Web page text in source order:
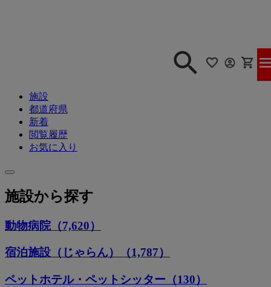
施設
都道府県
新着
閲覧履歴
お気に入り
施設から探す
動物病院（7,620）
宿泊施設（じゃらん）（1,787）
ペットホテル・ペットシッター（130）